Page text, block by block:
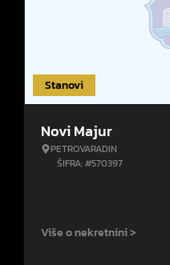
Stanovi
Novi Majur
PETROVARADIN
ŠIFRA: #570397
Više o nekretnini >